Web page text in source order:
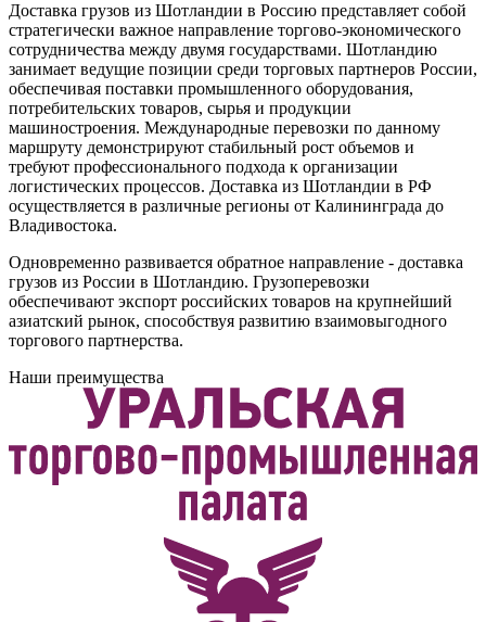
Доставка грузов из Шотландии в Россию представляет собой
стратегически важное направление торгово-экономического
сотрудничества между двумя государствами. Шотландию
занимает ведущие позиции среди торговых партнеров России,
обеспечивая поставки промышленного оборудования,
потребительских товаров, сырья и продукции
машиностроения. Международные перевозки по данному
маршруту демонстрируют стабильный рост объемов и
требуют профессионального подхода к организации
логистических процессов. Доставка из Шотландии в РФ
осуществляется в различные регионы от Калининграда до
Владивостока.
Одновременно развивается обратное направление - доставка
грузов из России в Шотландию. Грузоперевозки
обеспечивают экспорт российских товаров на крупнейший
азиатский рынок, способствуя развитию взаимовыгодного
торгового партнерства.
Наши преимущества